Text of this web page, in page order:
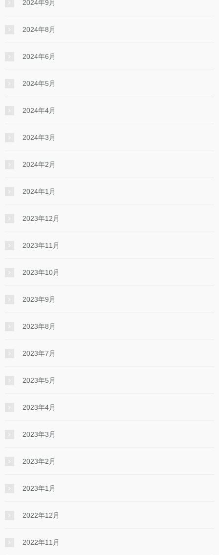
2024年9月
2024年8月
2024年6月
2024年5月
2024年4月
2024年3月
2024年2月
2024年1月
2023年12月
2023年11月
2023年10月
2023年9月
2023年8月
2023年7月
2023年5月
2023年4月
2023年3月
2023年2月
2023年1月
2022年12月
2022年11月